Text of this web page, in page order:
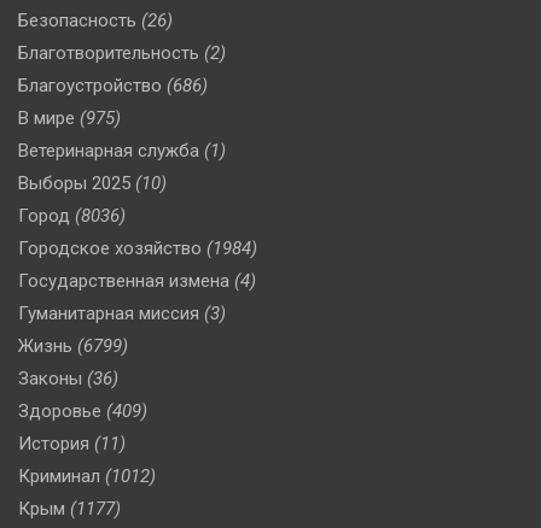
Безопасность (26)
Благотворительность (2)
Благоустройство (686)
В мире (975)
Ветеринарная служба (1)
Выборы 2025 (10)
Город (8036)
Городское хозяйство (1984)
Государственная измена (4)
Гуманитарная миссия (3)
Жизнь (6799)
Законы (36)
Здоровье (409)
История (11)
Криминал (1012)
Крым (1177)